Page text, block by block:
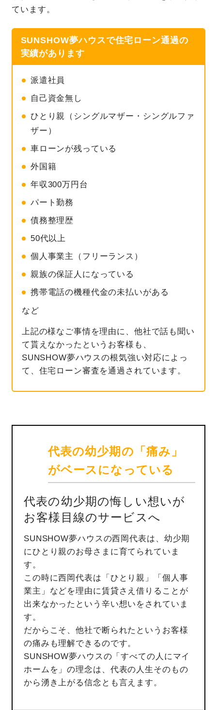
ています。
SUNSHOW夢ハウスで住宅ローン通過の
実績があります
派遣社員
自己資金無し
ひとり親（シングルマザー・シングルファ
ザー）
車ローンが残っている
外国籍
年収300万円台
パート勤務
債務整理歴
50代以上
個人事業主（フリーランス）
親族の保証人になっている
携帯電話の機種代金の未払いがある
など
上記の様なご事情を理由に、他社で話も聞い
て貰えなかったというお客様も、
SUNSHOW夢ハウスの根気強い対応によっ
て、住宅ローン審査を通過されています。
代表の幼少期の「痛み」
がベースになっている
代表の幼少期の悔しい想いが
お客様目線のサービスへ
SUNSHOW夢ハウスの西岡代表は、幼少期
にひとり親のお母さまに育てられていま
す。
この時に西岡代表は「ひとり親」「個人事
業主」などを理由に賃貸さえ借りることが
出来なかったという辛い想いをされていま
す。
だからこそ、他社で断られたというお客様
の痛みも理解できるのです。
SUNSHOW夢ハウスの「すべての人にマイ
ホームを」の理念は、代表の人生そのもの
から湧き上がる信念とも言えます。